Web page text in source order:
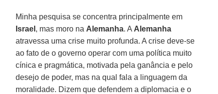
Minha pesquisa se concentra principalmente em
Israel , mas moro na Alemanha. A Alemanha
atravessa uma crise muito profunda. A crise deve-se
ao fato de o governo operar com uma política muito
cínica e pragmática, motivada pela ganância e pelo
desejo de poder, mas na qual fala a linguagem da
moralidade. Dizem que defendem a diplomacia e o